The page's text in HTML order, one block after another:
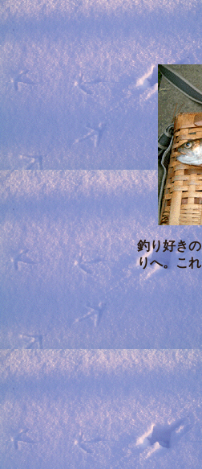
釣り好き
りへ。こ